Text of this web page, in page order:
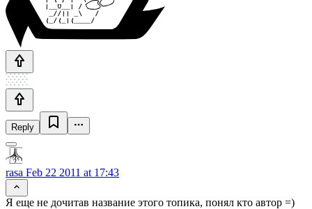
Reply
rasa Feb 22 2011 at 17:43
Я еще не дочитав название этого топика, понял кто автор =)